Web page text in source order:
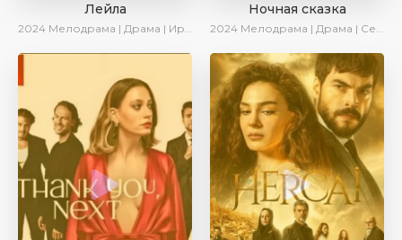
Лейла
2024 Мелодрама | Драма | Ирина Котова | AveTurk | AlisaDirilis | Сериалы 2024
Ночная сказка
2024 Мелодрама | Драма | Сериалы 2024